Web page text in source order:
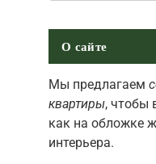
О сайте
Мы предлагаем
квартиры, чтобы
как на обложке
интерьера.